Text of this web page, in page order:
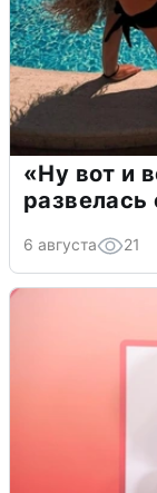
«Ну вот и
6 августа 21